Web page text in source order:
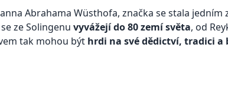
Abrahama Wüsthofa, značka se stala jedním
ze Solingenu vyvážejí do 80 zemí světa, od
tak mohou být hrdi na své dědictví, tradici a